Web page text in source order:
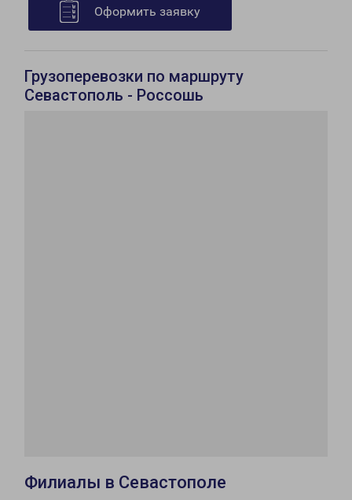
Оформить заявку
Грузоперевозки по маршруту
Севастополь - Россошь
Филиалы в Севастополе